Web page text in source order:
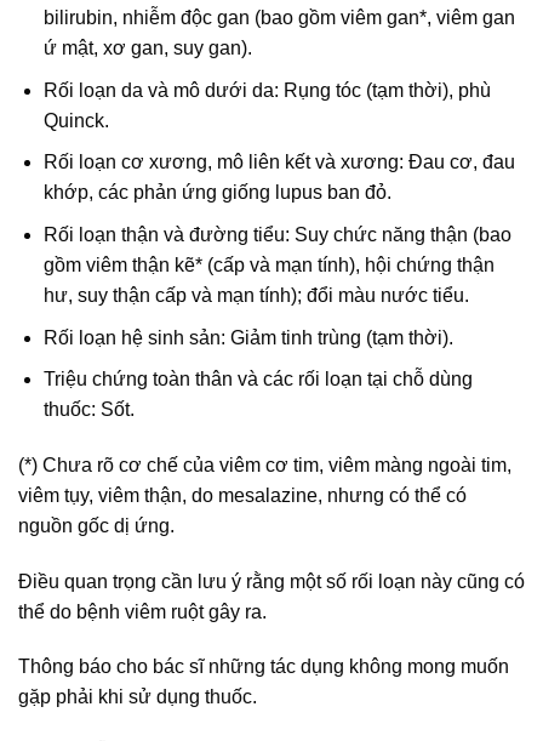
bilirubin, nhiễm độc gan (bao gồm viêm gan*, viêm gan
ứ mật, xơ gan, suy gan).
Rối loạn da và mô dưới da: Rụng tóc (tạm thời), phù
Quinck.
Rối loạn cơ xương, mô liên kết và xương: Đau cơ, đau
khớp, các phản ứng giống lupus ban đỏ.
Rối loạn thận và đường tiểu: Suy chức năng thận (bao
gồm viêm thận kẽ* (cấp và mạn tính), hội chứng thận
hư, suy thận cấp và mạn tính); đổi màu nước tiểu.
Rối loạn hệ sinh sản: Giảm tinh trùng (tạm thời).
Triệu chứng toàn thân và các rối loạn tại chỗ dùng
thuốc: Sốt.
(*) Chưa rõ cơ chế của viêm cơ tim, viêm màng ngoài tim,
viêm tụy, viêm thận, do mesalazine, nhưng có thể có
nguồn gốc dị ứng.
Điều quan trọng cần lưu ý rằng một số rối loạn này cũng có
thể do bệnh viêm ruột gây ra.
Thông báo cho bác sĩ những tác dụng không mong muốn
gặp phải khi sử dụng thuốc.